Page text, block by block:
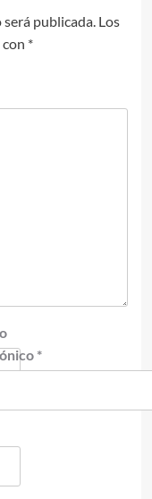
publicada. Los
*
*